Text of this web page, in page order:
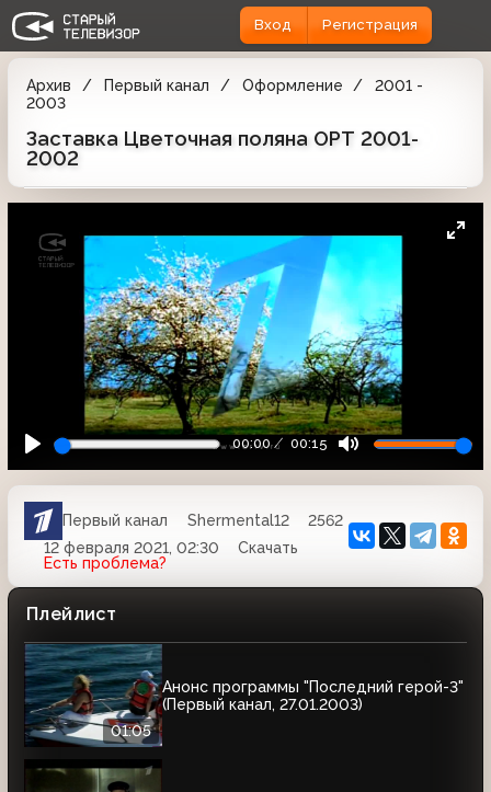
Вход Регистрация
Архив Первый канал Оформление
2001 -
2003
Заставка Цветочная поляна ОРТ 2001-
2002
00:00 00:15
Первый канал Shermental12
2562
12 февраля 2021, 02:30
Скачать
Есть проблема?
Плейлист
01:05
Анонс программы "Последний герой-3"
(Первый канал, 27.01.2003)